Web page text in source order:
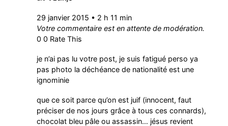
29 janvier 2015 • 2 h 11 min
Votre commentaire est en attente de modération.
0 0 Rate This
je n’ai pas lu votre post, je suis fatigué perso ya
pas photo la déchéance de nationalité est une
ignominie
que ce soit parce qu’on est juif (innocent, faut
préciser de nos jours grâce à tous ces connards),
chocolat bleu pâle ou assassin… jésus revient